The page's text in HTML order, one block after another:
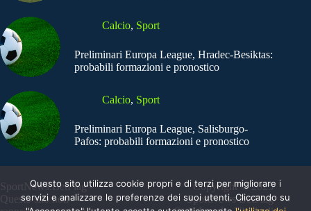
Calcio, Sport
Preliminari Europa League, Hradec-Besiktas:
probabili formazioni e pronostico
Calcio, Sport
Preliminari Europa League, Salisburgo-
Pafos: probabili formazioni e pronostico
SportNews.BetFlag -
Questo sito non
Copyright © 2025
SportNews BetFlag
Questo sito utilizza cookie propri e di terzi per migliorare i
servizi e analizzare le preferenze dei suoi utenti. Cliccando su